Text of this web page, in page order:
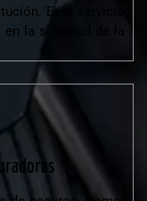
Este servicio
la solicitud de la